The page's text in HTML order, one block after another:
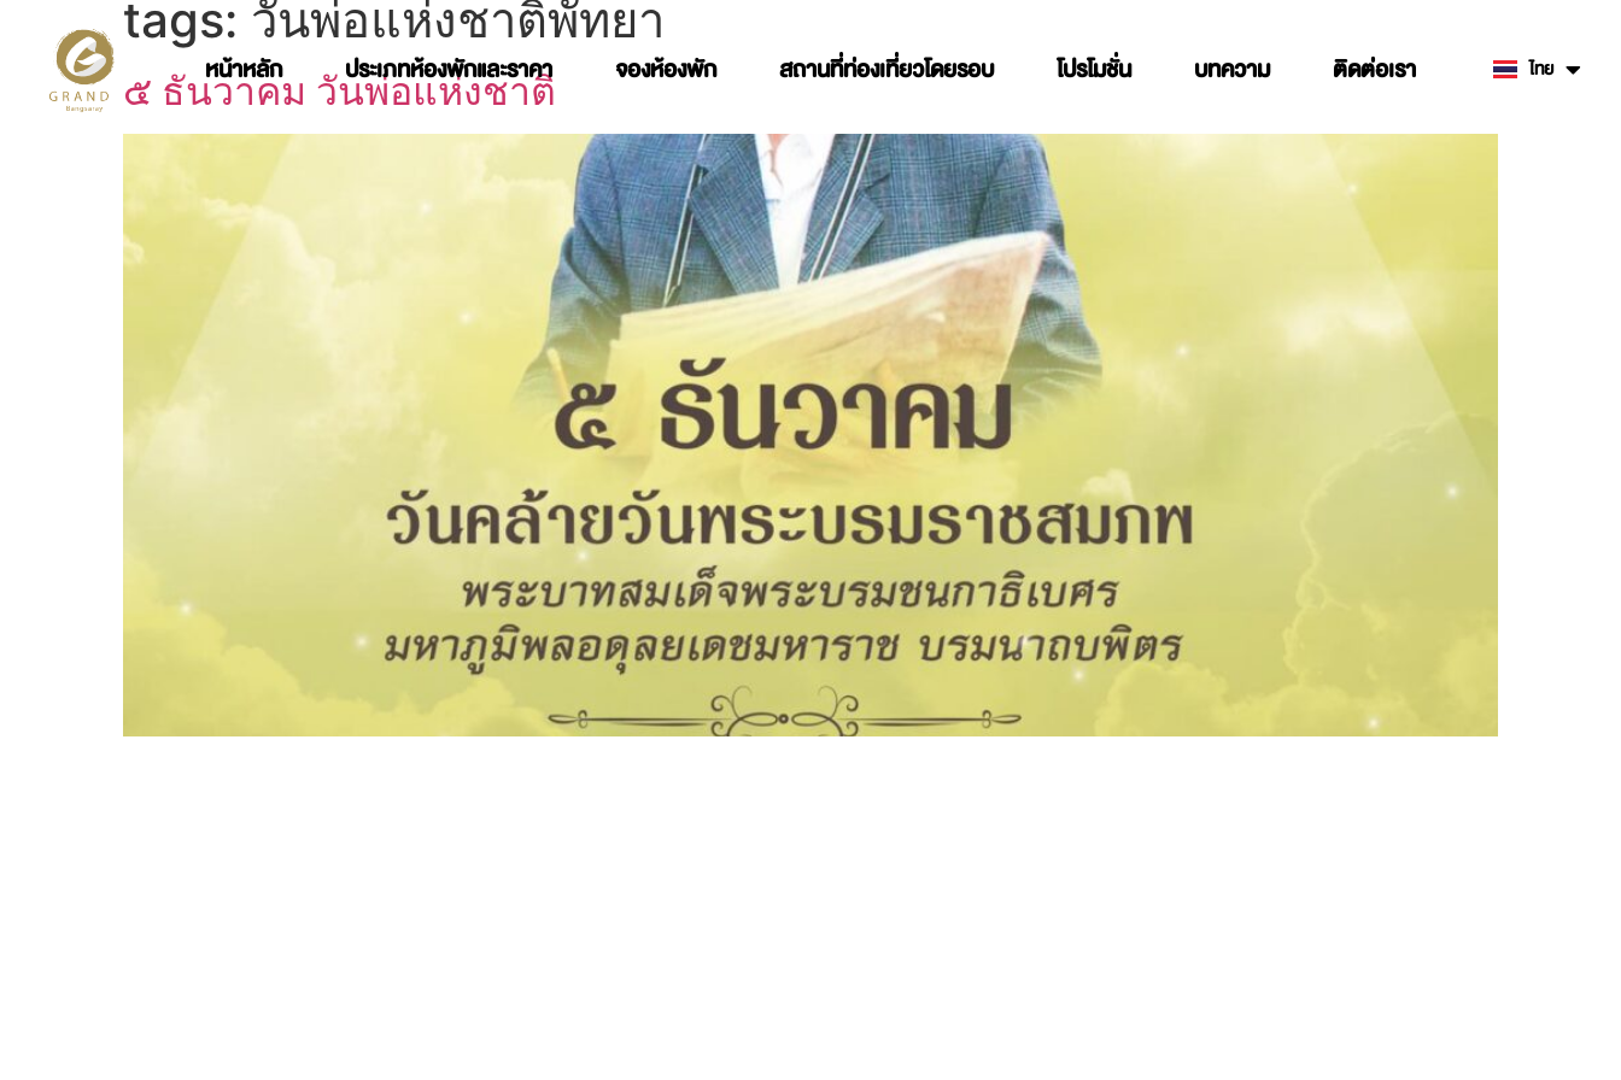
หน้าหลัก ประเภทห้องพักและราคา จองห้องพัก สถานที่ท่องเที่ยวโดยรอบ โปรโมชั่น บทความ ติดต่อเรา ไทย
English
tags: วันพ่อแห่งชาติพัทยา
๕ ธันวาคม วันพ่อแห่งชาติ